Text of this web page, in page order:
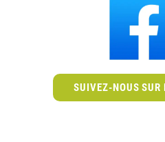
SUIVEZ-NOUS SUR